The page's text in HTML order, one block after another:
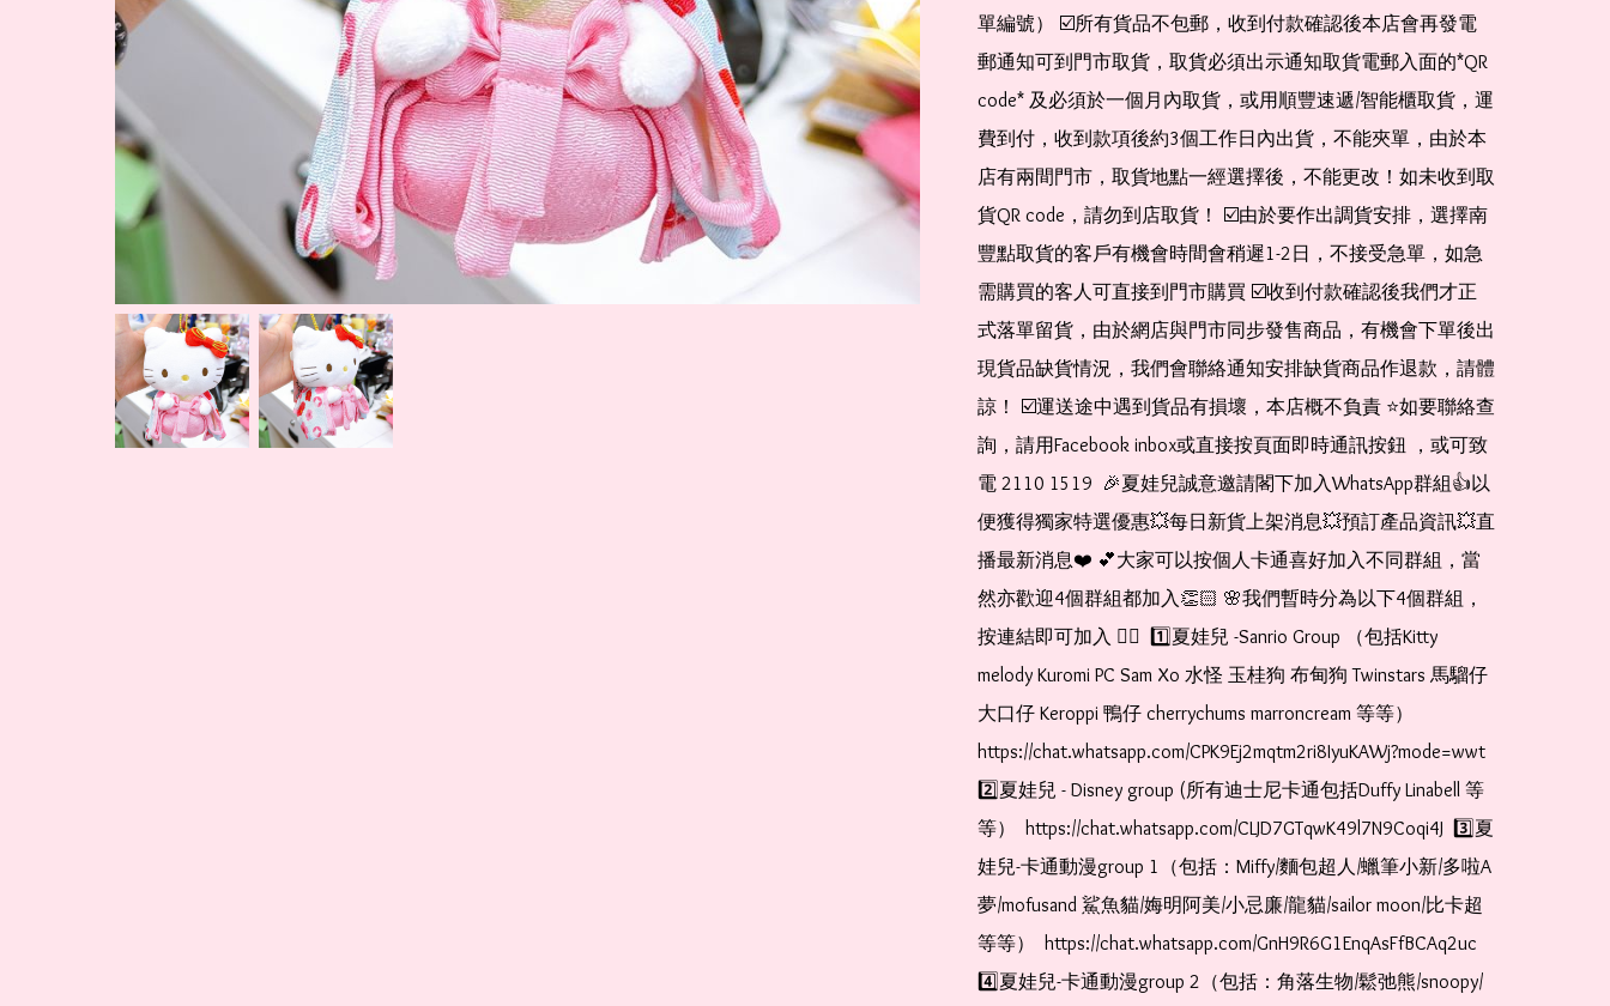
單編號） ☑️所有貨品不包郵，收到付款確認後本店會再發電
郵通知可到門市取貨，取貨必須出示通知取貨電郵入面的*QR
code* 及必須於一個月內取貨，或用順豐速遞/智能櫃取貨，運
費到付，收到款項後約3個工作日內出貨，不能夾單，由於本
店有兩間門市，取貨地點一經選擇後，不能更改！如未收到取
貨QR code，請勿到店取貨！ ☑️由於要作出調貨安排，選擇南
豐點取貨的客戶有機會時間會稍遲1-2日，不接受急單，如急
需購買的客人可直接到門市購買 ☑️收到付款確認後我們才正
式落單留貨，由於網店與門市同步發售商品，有機會下單後出
現貨品缺貨情況，我們會聯絡通知安排缺貨商品作退款，請體
諒！ ☑️運送途中遇到貨品有損壞，本店概不負責 ⭐️如要聯絡查
詢，請用Facebook inbox或直接按頁面即時通訊按鈕 ，或可致
電 2110 1519  🎉夏娃兒誠意邀請閣下加入WhatsApp群組👍以
便獲得獨家特選優惠💥每日新貨上架消息💥預訂產品資訊💥直
播最新消息❤️ 💕大家可以按個人卡通喜好加入不同群組，當
然亦歡迎4個群組都加入👏🏻 🌸我們暫時分為以下4個群組，
按連結即可加入 👇🏻  1️⃣夏娃兒 -Sanrio Group （包括Kitty
melody Kuromi PC Sam Xo 水怪 玉桂狗 布甸狗 Twinstars 馬騮仔
大口仔 Keroppi 鴨仔 cherrychums marroncream 等等）
https://chat.whatsapp.com/CPK9Ej2mqtm2ri8IyuKAWj?mode=wwt
2️⃣夏娃兒 - Disney group (所有迪士尼卡通包括Duffy Linabell 等
等）  https://chat.whatsapp.com/CLJD7GTqwK49l7N9Coqi4J  3️⃣夏
娃兒-卡通動漫group 1（包括：Miffy/麵包超人/蠟筆小新/多啦A
夢/mofusand 鯊魚貓/娒明阿美/小忌廉/龍貓/sailor moon/比卡超
等等）  https://chat.whatsapp.com/GnH9R6G1EnqAsFfBCAq2uc
4️⃣夏娃兒-卡通動漫group 2（包括：角落生物/鬆弛熊/snoopy/